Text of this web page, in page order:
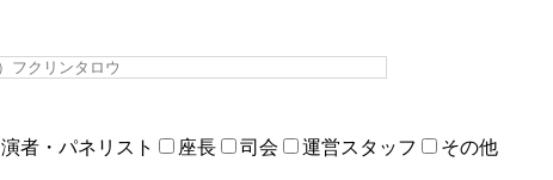
演者・パネリスト 座長 司会 運営スタッフ その他